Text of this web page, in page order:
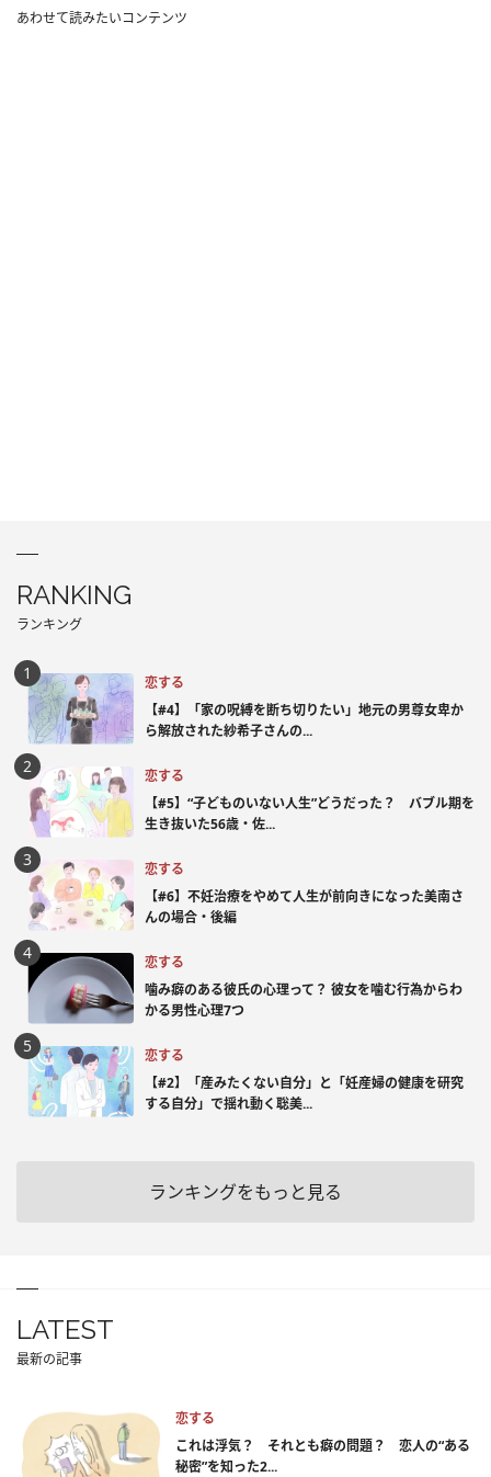
あわせて読みたいコンテンツ
RANKING
ランキング
恋する
【#4】「家の呪縛を断ち切りたい」地元の男尊女卑か
ら解放された紗希子さんの...
恋する
【#5】“子どものいない人生”どうだった？ バブル期を
生き抜いた56歳・佐...
恋する
【#6】不妊治療をやめて人生が前向きになった美南さ
んの場合・後編
恋する
噛み癖のある彼氏の心理って？ 彼女を噛む行為からわ
かる男性心理7つ
恋する
【#2】「産みたくない自分」と「妊産婦の健康を研究
する自分」で揺れ動く聡美...
ランキングをもっと見る
LATEST
最新の記事
恋する
これは浮気？ それとも癖の問題？ 恋人の“ある
秘密”を知った2...